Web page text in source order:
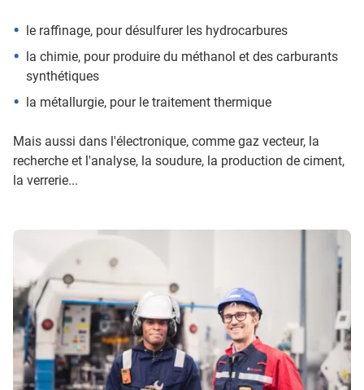
le raffinage, pour désulfurer les hydrocarbures
la chimie, pour produire du méthanol et des carburants
synthétiques
la métallurgie, pour le traitement thermique
Mais aussi dans l'électronique, comme gaz vecteur, la
recherche et l'analyse, la soudure, la production de ciment,
la verrerie...